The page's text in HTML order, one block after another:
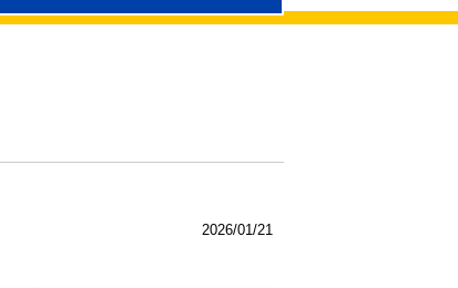
2026/01/21